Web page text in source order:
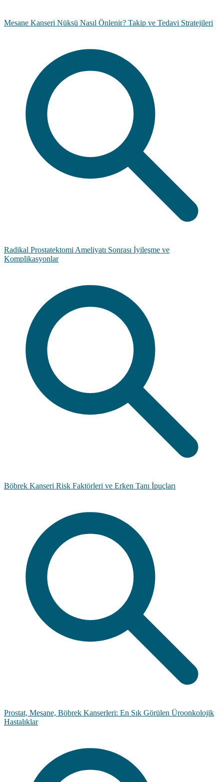
Mesane Kanseri Nüksü Nasıl Önlenir? Takip ve Tedavi Stratejileri
Radikal Prostatektomi Ameliyatı Sonrası İyileşme ve
Komplikasyonlar
Böbrek Kanseri Risk Faktörleri ve Erken Tanı İpuçları
Prostat, Mesane, Böbrek Kanserleri: En Sık Görülen Üroonkolojik
Hastalıklar